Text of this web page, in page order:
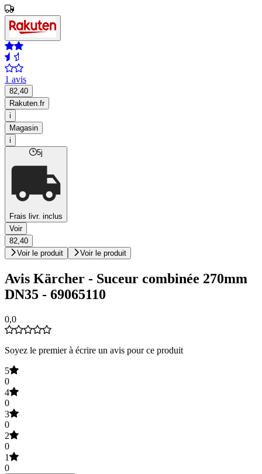
1 avis
82,40
Rakuten.fr
i
Magasin
i
5j
Frais livr. inclus
Voir
82,40
Voir le produit
Voir le produit
Avis Kärcher - Suceur combinée 270mm
DN35 - 69065110
0,0
Soyez le premier à écrire un avis pour ce produit
5
0
4
0
3
0
2
0
1
0